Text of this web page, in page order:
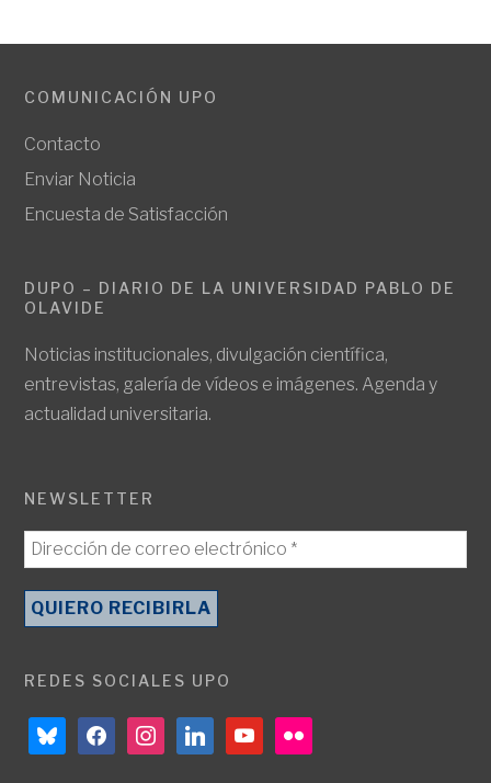
COMUNICACIÓN UPO
Contacto
Enviar Noticia
Encuesta de Satisfacción
DUPO – DIARIO DE LA UNIVERSIDAD PABLO DE
OLAVIDE
Noticias institucionales, divulgación científica,
entrevistas, galería de vídeos e imágenes. Agenda y
actualidad universitaria.
NEWSLETTER
REDES SOCIALES UPO
blueskyfacebookinstagramlinkedinyoutubeflickr